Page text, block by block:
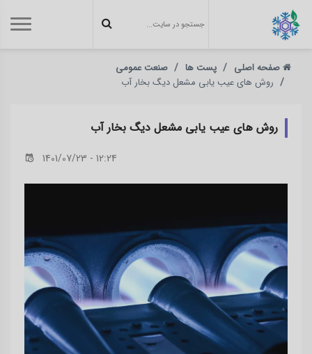
صفحه اصلی پست ها
صنعت عمومی
روش های عیب یابی مشعل دیگ بخار آب
روش های عیب یابی مشعل دیگ بخار آب
1401/07/23 - 12:24